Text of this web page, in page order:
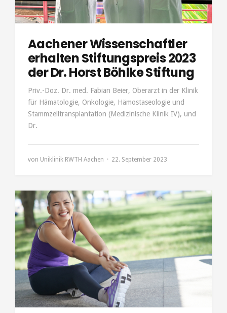
Aachener Wissenschaftler
erhalten Stiftungspreis 2023
der Dr. Horst Böhlke Stiftung
Priv.-Doz. Dr. med. Fabian Beier, Oberarzt in der Klinik
für Hämatologie, Onkologie, Hämostaseologie und
Stammzelltransplantation (Medizinische Klinik IV), und
Dr.
von Uniklinik RWTH Aachen 22. September 2023